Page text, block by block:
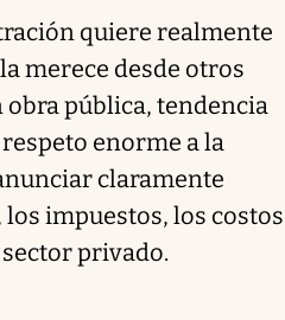
quiere realmente
merece desde otros
pública, tendencia
enorme a la
claramente
impuestos, los costos
privado.